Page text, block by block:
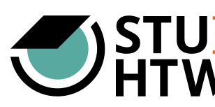
Werkzeuge